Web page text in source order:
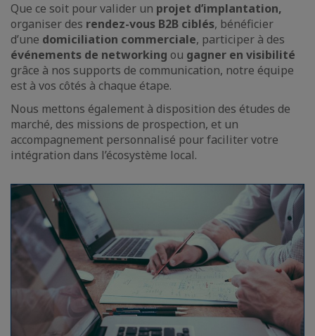
Que ce soit pour valider un projet d’implantation,
organiser des rendez-vous B2B ciblés, bénéficier
d’une domiciliation commerciale, participer à des
événements de networking ou gagner en visibilité
grâce à nos supports de communication, notre équipe
est à vos côtés à chaque étape.
Nous mettons également à disposition des études de
marché, des missions de prospection, et un
accompagnement personnalisé pour faciliter votre
intégration dans l’écosystème local.